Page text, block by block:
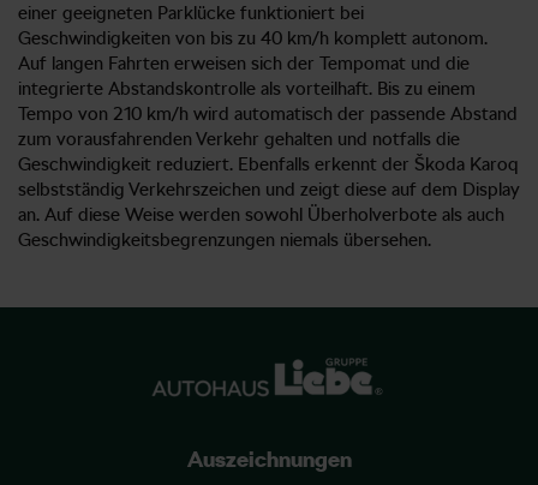
einer geeigneten Parklücke funktioniert bei
Geschwindigkeiten von bis zu 40 km/h komplett autonom.
Auf langen Fahrten erweisen sich der Tempomat und die
integrierte Abstandskontrolle als vorteilhaft. Bis zu einem
Tempo von 210 km/h wird automatisch der passende Abstand
zum vorausfahrenden Verkehr gehalten und notfalls die
Geschwindigkeit reduziert. Ebenfalls erkennt der Škoda Karoq
selbstständig Verkehrszeichen und zeigt diese auf dem Display
an. Auf diese Weise werden sowohl Überholverbote als auch
Geschwindigkeitsbegrenzungen niemals übersehen.
Auszeichnungen